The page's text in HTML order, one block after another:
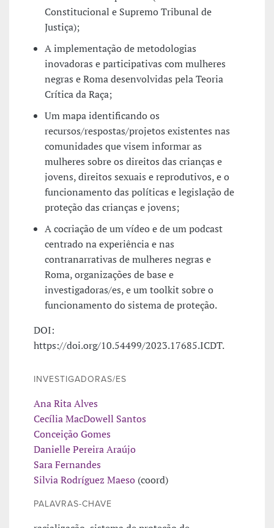
Constitucional e Supremo Tribunal de
Justiça);
A implementação de metodologias
inovadoras e participativas com mulheres
negras e Roma desenvolvidas pela Teoria
Crítica da Raça;
Um mapa identificando os
recursos/respostas/projetos existentes nas
comunidades que visem informar as
mulheres sobre os direitos das crianças e
jovens, direitos sexuais e reprodutivos, e o
funcionamento das políticas e legislação de
proteção das crianças e jovens;
A cocriação de um vídeo e de um podcast
centrado na experiência e nas
contranarrativas de mulheres negras e
Roma, organizações de base e
investigadoras/es, e um toolkit sobre o
funcionamento do sistema de proteção.
DOI:
https://doi.org/10.54499/2023.17685.ICDT.
INVESTIGADORAS/ES
Ana Rita Alves
Cecília MacDowell Santos
Conceição Gomes
Danielle Pereira Araújo
Sara Fernandes
Silvia Rodríguez Maeso (coord)
PALAVRAS-CHAVE